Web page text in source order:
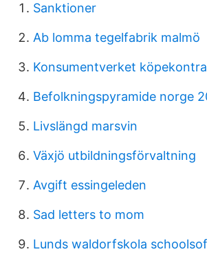
Sanktioner
Ab lomma tegelfabrik malmö
Konsumentverket
Befolkningspyramide norge
Livslängd marsvin
Växjö utbildningsförvaltning
Avgift essingeleden
Sad letters to mom
Lunds waldorfskola